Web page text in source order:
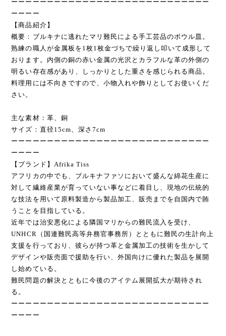
ーーーーーーーーーーーーーーーーーーーーーーーーーーーー
ーーーー
【商品紹介】
概要：ブルキナに逃れたマリ難民による手工芸品のボウル皿。
熟練の職人が金属板を1枚1枚金づちで繰り返し叩いて成形して
おります。内側の銅の赤い金属の光沢とカラフルな革の外側の
明るい存在感があり、しっかりとした重さを感じられる商品。
料理用には不向きですので、小物入れや飾りとしてお使いくだ
さい。
主な素材：革、銅
サイズ：直径15cm、深さ7cm
ーーーーーーーーーーーーーーーーーーーーーーーーーーーー
ーーーー
【ブランド】Afrika Tiss
アフリカの中でも、ブルキナファソにおいて盛んな綿花生産に
対して繊維産業が育っていない事などに着目し、現地の伝統的
な技法を用いて原料製造から製品加工、販売までを自国内で賄
うことを目指している。
近年では治安悪化による隣国マリからの難民流入を受け、
UNHCR（国連難民高等弁務官事務所）とともに難民の生計向上
支援を行っており、彼らが持つ革と金属加工の技術を生かして
デザインや販売面で援助を行い、外国向けに優れた製品を展開
し始めている。
難民問題の解決とともに今後のアイテム展開拡大が期待され
る。
ーーーーーーーーーーーーーーーーーーーーーーーーーーーー
ーーーー